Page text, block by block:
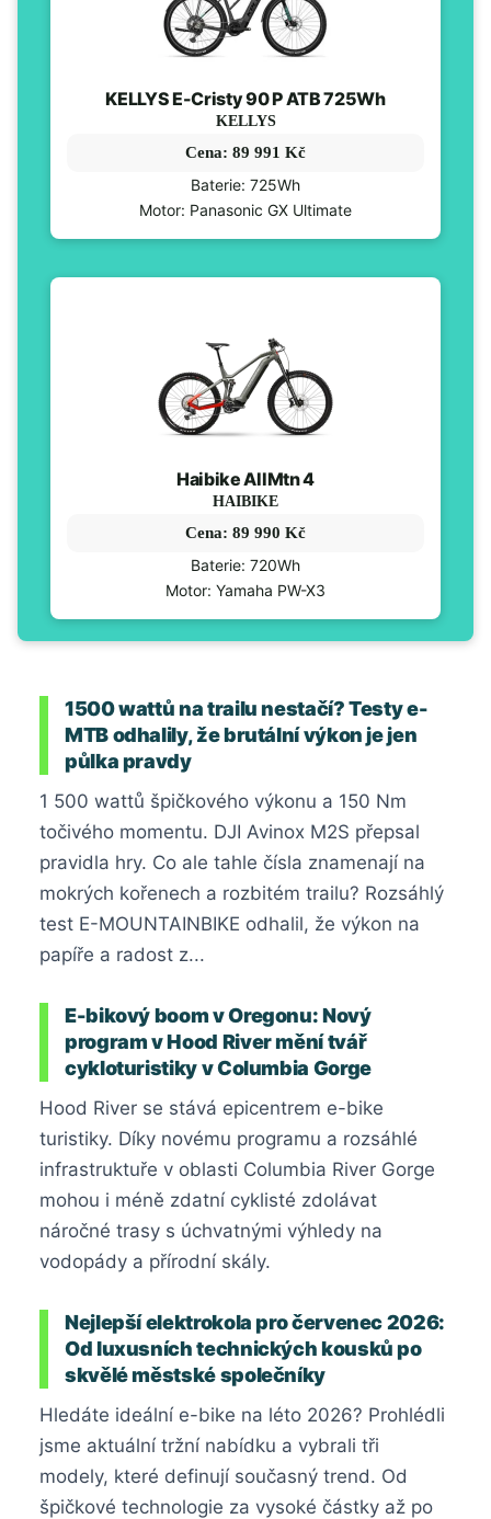
KELLYS E-Cristy 90 P ATB 725Wh
KELLYS
Cena: 89 991 Kč
Baterie: 725Wh
Motor: Panasonic GX Ultimate
Haibike AllMtn 4
HAIBIKE
Cena: 89 990 Kč
Baterie: 720Wh
Motor: Yamaha PW-X3
1500 wattů na trailu nestačí? Testy e-
MTB odhalily, že brutální výkon je jen
půlka pravdy
1 500 wattů špičkového výkonu a 150 Nm
točivého momentu. DJI Avinox M2S přepsal
pravidla hry. Co ale tahle čísla znamenají na
mokrých kořenech a rozbitém trailu? Rozsáhlý
test E-MOUNTAINBIKE odhalil, že výkon na
papíře a radost z...
E-bikový boom v Oregonu: Nový
program v Hood River mění tvář
cykloturistiky v Columbia Gorge
Hood River se stává epicentrem e-bike
turistiky. Díky novému programu a rozsáhlé
infrastruktuře v oblasti Columbia River Gorge
mohou i méně zdatní cyklisté zdolávat
náročné trasy s úchvatnými výhledy na
vodopády a přírodní skály.
Nejlepší elektrokola pro červenec 2026:
Od luxusních technických kousků po
skvělé městské společníky
Hledáte ideální e-bike na léto 2026? Prohlédli
jsme aktuální tržní nabídku a vybrali tři
modely, které definují současný trend. Od
špičkové technologie za vysoké částky až po